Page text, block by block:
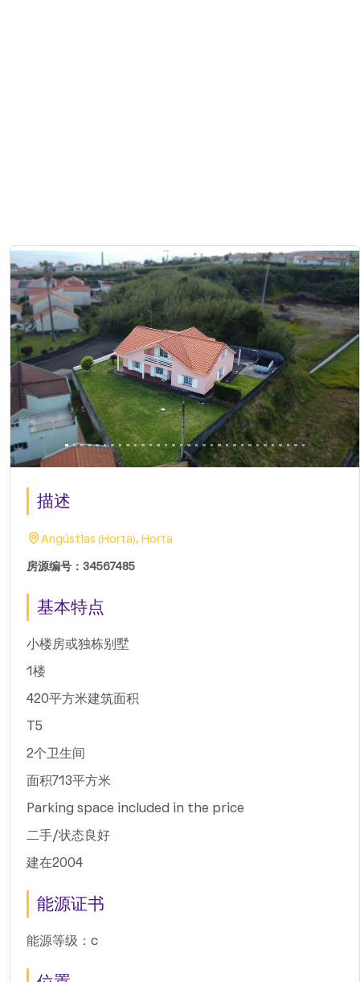
描述
Angústias (Horta), Horta
房源编号：34567485
基本特点
小楼房或独栋别墅
1楼
420平方米建筑面积
T5
2个卫生间
面积713平方米
Parking space included in the price
二手/状态良好
建在2004
能源证书
能源等级：c